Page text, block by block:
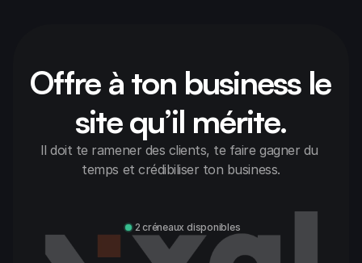
Offre à ton business le
site qu’il mérite.
Il doit te ramener des clients, te faire gagner du
temps et crédibiliser ton business.
Discuter avec Alexandre
2 créneaux disponibles